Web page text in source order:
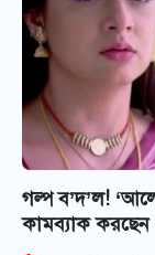
গল্প ব’দ’ল!
কামব্যাক